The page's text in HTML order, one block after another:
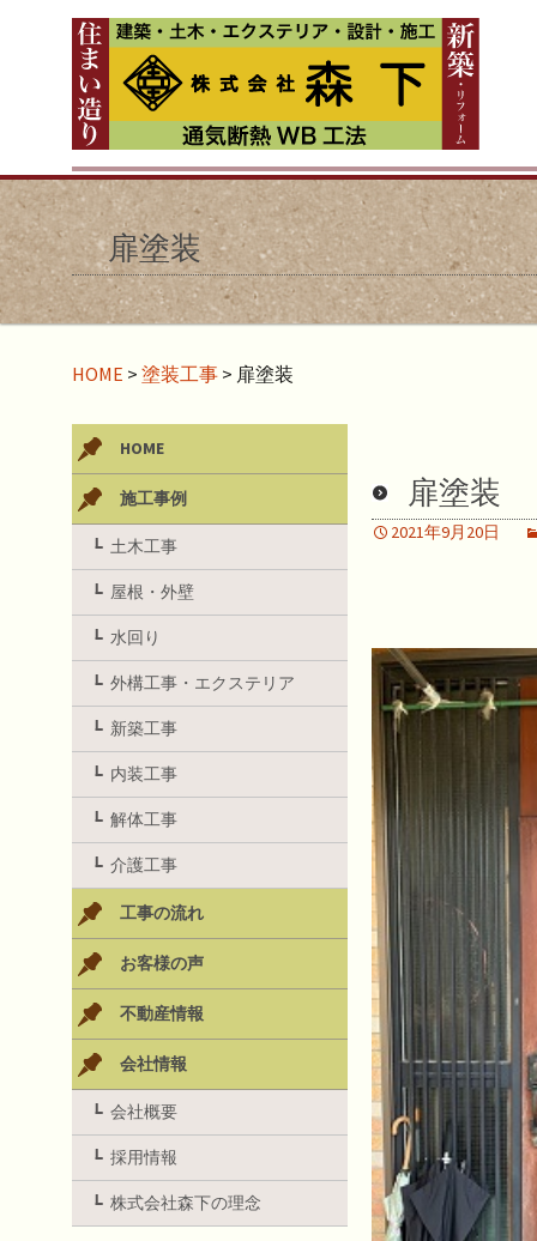
扉塗装
HOME > 塗装工事 > 扉塗装
扉塗装
2021年9月20日
HOME
施工事例
土木工事
屋根・外壁
水回り
外構工事・エクステリア
新築工事
内装工事
解体工事
介護工事
工事の流れ
お客様の声
不動産情報
会社情報
会社概要
採用情報
株式会社森下の理念